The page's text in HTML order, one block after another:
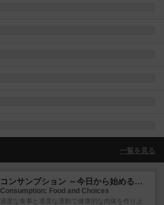
一覧を見る
コンサンプション ～今日から始める健康生活～
Consumption: Food and Choices
適度な食事と適度な運動で健康的な肉体を作り上